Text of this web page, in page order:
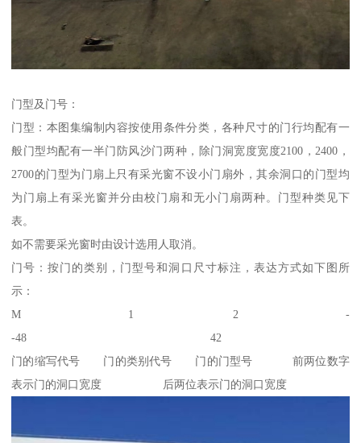
门型及门号：
门型：本图集编制内容按使用条件分类，各种尺寸的门行均配有一
般门型均配有一半门防风沙门两种，除门洞宽度宽度2100，2400，
2700的门型为门扇上只有采光窗不设小门扇外，其余洞口的门型均
为门扇上有采光窗并分由校门扇和无小门扇两种。门型种类见下
表。
如不需要采光窗时由设计选用人取消。
门号：按门的类别，门型号和洞口尺寸标注，表达方式如下图所
示：
M 1 2 -
-48 42
门的缩写代号 门的类别代号 门的门型号 前两位数字
表示门的洞口宽度 后两位表示门的洞口宽度